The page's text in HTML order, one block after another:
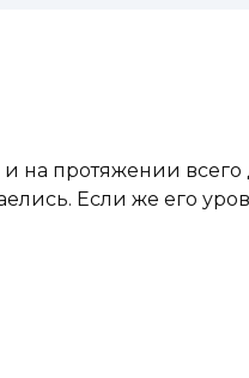
протяжении всего
Если же его